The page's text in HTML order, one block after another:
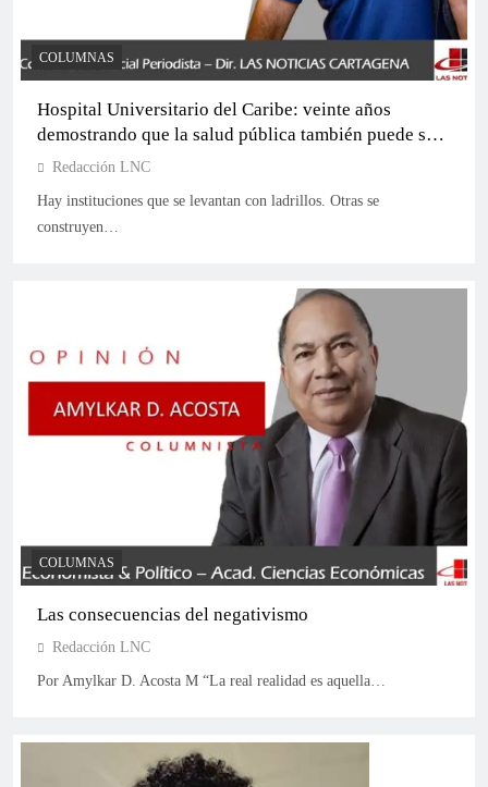
Jacqueline Perea ratifica su apoyo a la candidatura
al Senado de Selmen Arana CR3
“Mujeres que Transforman Bolívar”, la apuesta de
Camila Salas por la autonomía y el empleo
COLUMNAS
Hospital Universitario del Caribe: veinte años
demostrando que la salud pública también puede ser
sinónimo de excelencia
Redacción LNC
Hay instituciones que se levantan con ladrillos. Otras se
construyen…
COLUMNAS
Las consecuencias del negativismo
Redacción LNC
Por Amylkar D. Acosta M “La real realidad es aquella…